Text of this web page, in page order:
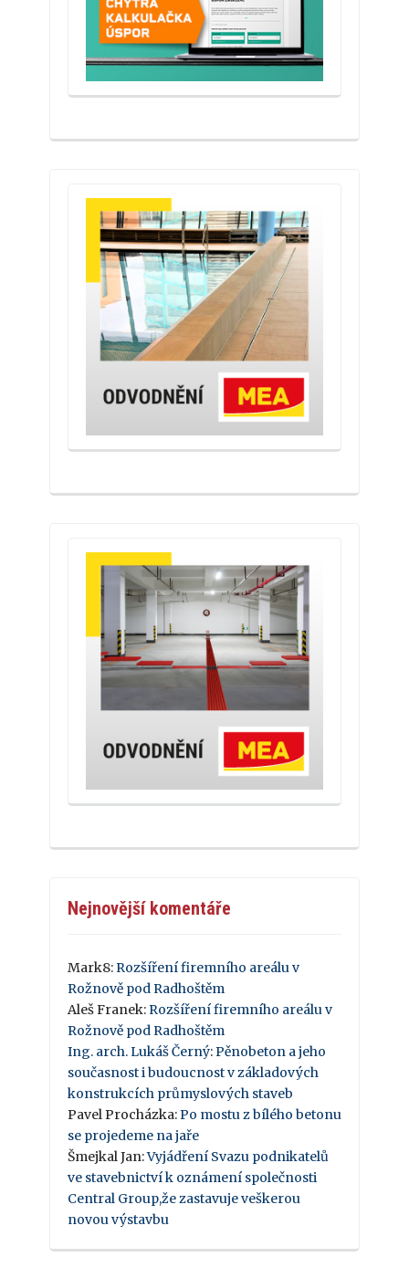
Nejnovější komentáře
Mark8: Rozšíření firemního areálu v
Rožnově pod Radhoštěm
Aleš Franek: Rozšíření firemního areálu v
Rožnově pod Radhoštěm
Ing. arch. Lukáš Černý: Pěnobeton a jeho
současnost i budoucnost v základových
konstrukcích průmyslových staveb
Pavel Procházka: Po mostu z bílého betonu
se projedeme na jaře
Šmejkal Jan:Vyjádření Svazu podnikatelů
ve stavebnictví k oznámení společnosti
Central Group,že zastavuje veškerou
novou výstavbu